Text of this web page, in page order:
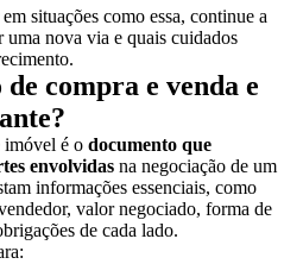
situações como essa, continue a
uma nova via e quais cuidados
compra e venda e
imóvel é o documento que
envolvidas na negociação de um
informações essenciais, como
valor negociado, forma de
de cada lado.